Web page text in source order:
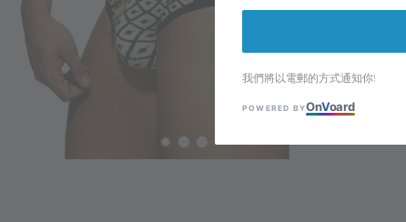
我們將以電郵的方式通知你!
POWERED BYOnVoard